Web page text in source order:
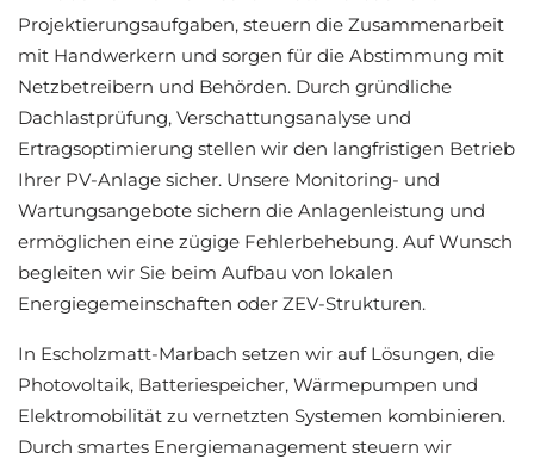
Projektierungsaufgaben, steuern die Zusammenarbeit
mit Handwerkern und sorgen für die Abstimmung mit
Netzbetreibern und Behörden. Durch gründliche
Dachlastprüfung, Verschattungsanalyse und
Ertragsoptimierung stellen wir den langfristigen Betrieb
Ihrer PV-Anlage sicher. Unsere Monitoring- und
Wartungsangebote sichern die Anlagenleistung und
ermöglichen eine zügige Fehlerbehebung. Auf Wunsch
begleiten wir Sie beim Aufbau von lokalen
Energiegemeinschaften oder ZEV-Strukturen.
In Escholzmatt-Marbach setzen wir auf Lösungen, die
Photovoltaik, Batteriespeicher, Wärmepumpen und
Elektromobilität zu vernetzten Systemen kombinieren.
Durch smartes Energiemanagement steuern wir